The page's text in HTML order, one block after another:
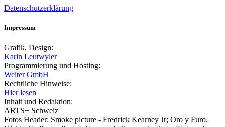
Datenschutzerklärung
Impressum
Grafik, Design:
Karin Leutwyler
Programmierung und Hosting:
Weiter GmbH
Rechtliche Hinweise:
Hier lesen
Inhalt und Redaktion:
ARTS+ Schweiz
Fotos Header: Smoke picture - Fredrick Kearney Jr; Oro y Furo,